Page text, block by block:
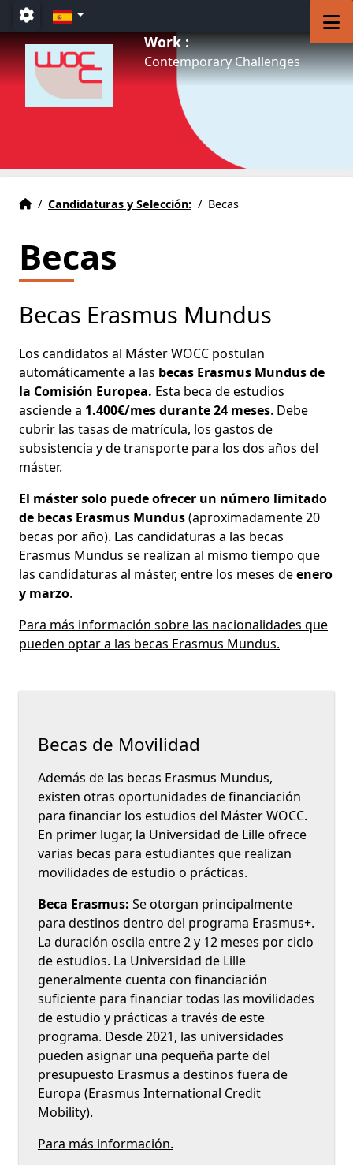
Accéder au menu principal
Accéder au contenu
Paramétrage
ES
Work :
Contemporary Challenges
InicioAccueil
/ Candidaturas y Selección: / Becas
Becas
Becas Erasmus Mundus
Los candidatos al Máster WOCC postulan
automáticamente a las becas Erasmus Mundus de
la Comisión Europea. Esta beca de estudios
asciende a 1.400€/mes durante 24 meses. Debe
cubrir las tasas de matrícula, los gastos de
subsistencia y de transporte para los dos años del
máster.
El máster solo puede ofrecer un número limitado
de becas Erasmus Mundus(aproximadamente 20
becas por año). Las candidaturas a las becas
Erasmus Mundus se realizan al mismo tiempo que
las candidaturas al máster, entre los meses deenero
y marzo.
Para más información sobre las nacionalidades que
pueden optar a las becas Erasmus Mundus.
Becas de Movilidad
Además de las becas Erasmus Mundus,
existen otras oportunidades de financiación
para financiar los estudios del Máster WOCC.
En primer lugar, la Universidad de Lille ofrece
varias becas para estudiantes que realizan
movilidades de estudio o prácticas.
Beca Erasmus: Se otorgan principalmente
para destinos dentro del programa Erasmus+.
La duración oscila entre 2 y 12 meses por ciclo
de estudios. La Universidad de Lille
generalmente cuenta con financiación
suficiente para financiar todas las movilidades
de estudio y prácticas a través de este
programa. Desde 2021, las universidades
pueden asignar una pequeña parte del
presupuesto Erasmus a destinos fuera de
Europa (Erasmus International Credit
Mobility).
Para más información.